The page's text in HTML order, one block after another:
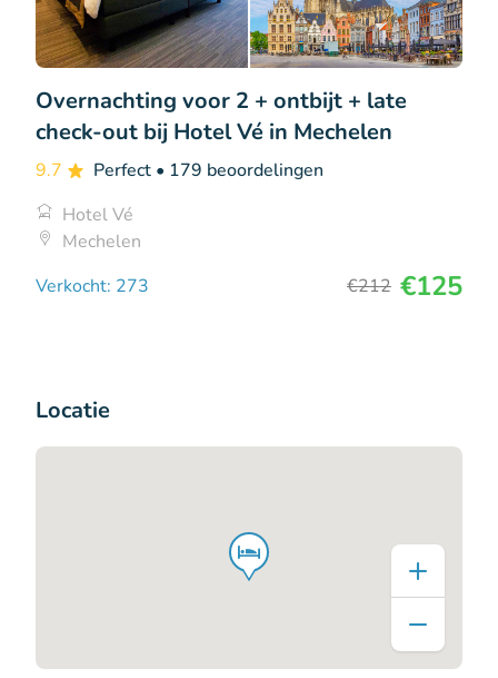
Overnachting voor 2 + ontbijt + late
check-out bij Hotel Vé in Mechelen
9.7 Perfect • 179 beoordelingen
Hotel Vé
Mechelen
Verkocht: 273
€212 €125
Locatie